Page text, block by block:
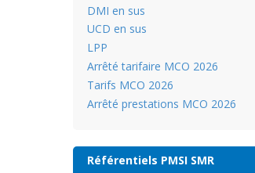
DMI en sus
UCD en sus
LPP
Arrêté tarifaire MCO 2026
Tarifs MCO 2026
Arrêté prestations MCO 2026
Référentiels PMSI SMR